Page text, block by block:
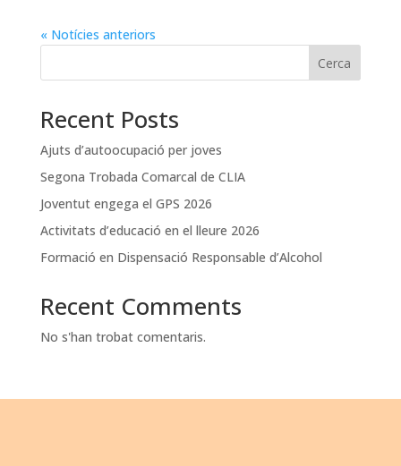
« Notícies anteriors
Cerca
Recent Posts
Ajuts d’autoocupació per joves
Segona Trobada Comarcal de CLIA
Joventut engega el GPS 2026
Activitats d’educació en el lleure 2026
Formació en Dispensació Responsable d’Alcohol
Recent Comments
No s'han trobat comentaris.